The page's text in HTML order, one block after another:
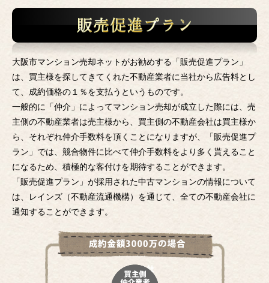
大阪市マンション売却ネットがお勧めする「販売促進プラン」
は、買主様を探してきてくれた不動産業者に当社から広告料とし
て、成約価格の１％を支払うというものです。
一般的に「仲介」によってマンション売却が成立した際には、売
主側の不動産業者は売主様から、買主側の不動産会社は買主様か
ら、それぞれ仲介手数料を頂くことになりますが、「販売促進プ
ラン」では、競合物件に比べて仲介手数料をより多く貰えること
になるため、積極的な客付けを期待することができます。
「販売促進プラン」が採用された中古マンションの情報について
は、レインズ（不動産流通機構）を通じて、全ての不動産会社に
通知することができます。